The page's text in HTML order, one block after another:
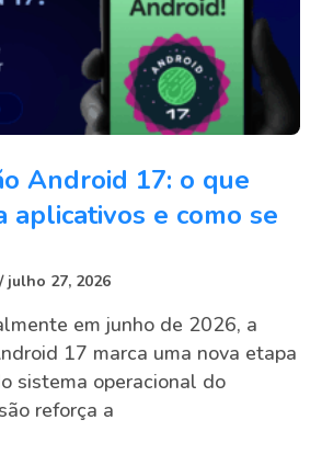
Android 17: o que
aplicativos e como se
julho 27, 2026
em junho de 2026, a
17 marca uma nova etapa
sistema operacional do
reforça a